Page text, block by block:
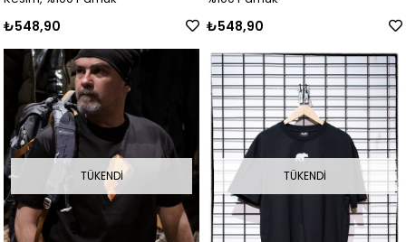
₺548,90 ₺548,90
TÜKENDI TÜKENDI